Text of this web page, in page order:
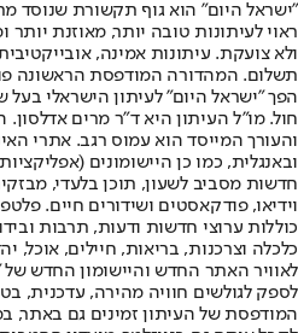
"ישראל היום" הוא גוף תקשורת שנוסד
ראוי לעיתונות טובה יותר, מאוזנת
ולא צועקת. עיתונות אמינה,
הפך "ישראל היום" לעיתון הישראלי בעל
חול. מו"ל העיתון היא ד"ר מרים
והעורך המייסד הוא עמוס רגב. אתרי
חדשות מסביב לשעון, תוכן בלעדי,
וידיאו, פודקאסטים ושידורים חיים.
כוללות ערוצי חדשות ודעות, תרבות
לאוויר האתר החדש והיישומון החדש
לספק לגולשים חוויה מהירה, עדכנית,
המודפסת של העיתון זמינים גם באתר,